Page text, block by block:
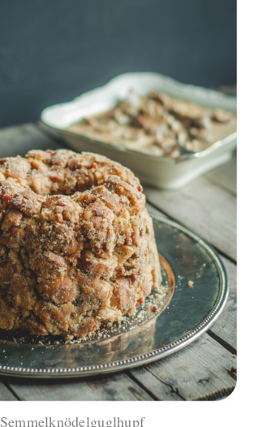
Semmelknödelguglhupf